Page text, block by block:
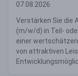
07.08.2026
Verstärken Sie die
(m/w/d) in Teil-
einer
von attraktiven